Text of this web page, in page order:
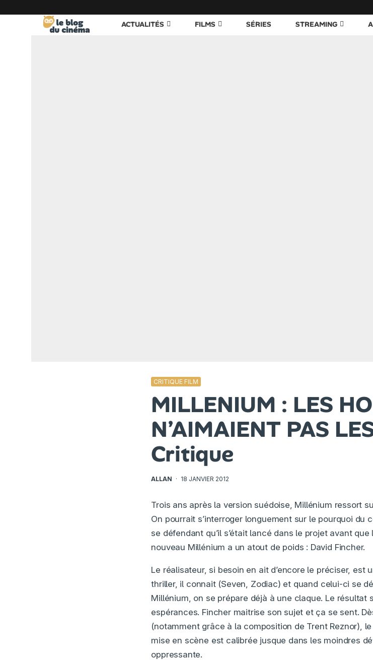
ACTUALITÉS FILMS SÉRIES STREAMING
CRITIQUE FILM
MILLENIUM : LES
N’AIMAIENT PAS
Critique
ALLAN · 18 JANVIER 2012
Trois ans après la version suédoise, Millénium ressort
On pourrait s’interroger longuement sur le pourquoi du
se défendant qu’il s’était lancé dans le projet avant
nouveau Millénium a un atout de poids : David Fincher.
Le réalisateur, si besoin en ait d’encore le préciser, est
thriller, il connait (Seven, Zodiac) et quand celui-ci se
Millénium, on se prépare déjà à une claque. Le résultat
espérances. Fincher maitrise son sujet et ça se sent.
(notamment grâce à la composition de Trent Reznor),
mise en scène est calibrée jusque dans les moindres
oppressante.